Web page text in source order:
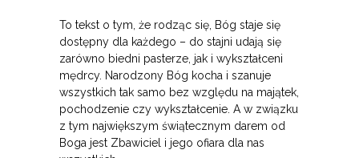
To tekst o tym, że rodząc się, Bóg staje się
dostępny dla każdego – do stajni udają się
zarówno biedni pasterze, jak i wykształceni
mędrcy. Narodzony Bóg kocha i szanuje
wszystkich tak samo bez względu na majątek,
pochodzenie czy wykształcenie. A w związku
z tym największym świątecznym darem od
Boga jest Zbawiciel i jego ofiara dla nas